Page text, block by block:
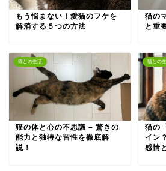
もう悩まない！愛猫のフケを
解消する５つの方法
猫の
と重
猫との生活
猫の体と心の不思議 – 驚きの
能力と独特な習性を徹底解
説！
猫との
猫の
イン
感情